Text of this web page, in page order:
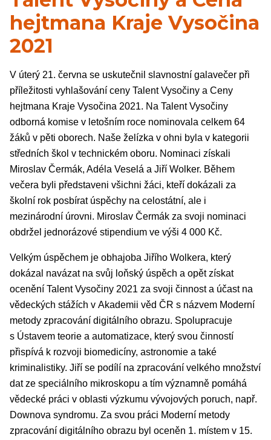
hejtmana Kraje Vysočina
2021
V úterý 21. června se uskutečnil slavnostní galavečer při
příležitosti vyhlašování ceny Talent Vysočiny a Ceny
hejtmana Kraje Vysočina 2021. Na Talent Vysočiny
odborná komise v letošním roce nominovala celkem 64
žáků v pěti oborech. Naše želízka v ohni byla v kategorii
středních škol v technickém oboru. Nominaci získali
Miroslav Čermák, Adéla Veselá a Jiří Wolker. Během
večera byli představeni všichni žáci, kteří dokázali za
školní rok posbírat úspěchy na celostátní, ale i
mezinárodní úrovni. Miroslav Čermák za svoji nominaci
obdržel jednorázové stipendium ve výši 4 000 Kč.
Velkým úspěchem je obhajoba Jiřího Wolkera, který
dokázal navázat na svůj loňský úspěch a opět získat
ocenění Talent Vysočiny 2021 za svoji činnost a účast na
vědeckých stážích v Akademii věd ČR s názvem Moderní
metody zpracování digitálního obrazu. Spolupracuje
s Ústavem teorie a automatizace, který svou činností
přispívá k rozvoji biomedicíny, astronomie a také
kriminalistiky. Jiří se podílí na zpracování velkého množství
dat ze speciálního mikroskopu a tím významně pomáhá
vědecké práci v oblasti výzkumu vývojových poruch, např.
Downova syndromu. Za svou práci Moderní metody
zpracování digitálního obrazu byl oceněn 1. místem v 15.